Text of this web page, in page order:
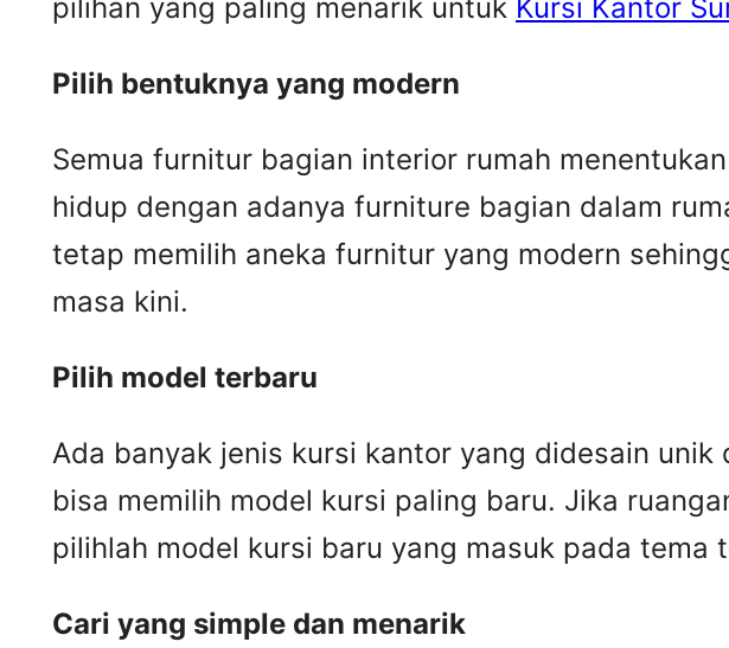
pilihan yang paling menarik untuk Kursi Kantor
Pilih bentuknya yang modern
Semua furnitur bagian interior rumah
hidup dengan adanya furniture bagian dalam
tetap memilih aneka furnitur yang modern
masa kini.
Pilih model terbaru
Ada banyak jenis kursi kantor yang didesain
bisa memilih model kursi paling baru. Jika
pilihlah model kursi baru yang masuk pada tema
Cari yang simple dan menarik